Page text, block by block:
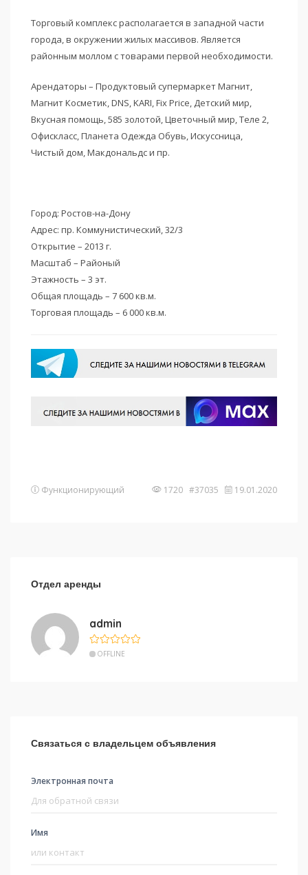
Торговый комплекс располагается в западной части
города, в окружении жилых массивов. Является
районным моллом с товарами первой необходимости.
Арендаторы – Продуктовый супермаркет Магнит,
Магнит Косметик, DNS, KARI, Fix Price, Детский мир,
Вкусная помощь, 585 золотой, Цветочный мир, Теле 2,
Офискласс, Планета Одежда Обувь, Искуссница,
Чистый дом, Макдональдс и пр.
Город: Ростов-на-Дону
Адрес: пр. Коммунистический, 32/3
Открытие – 2013 г.
Масштаб – Районый
Этажность – 3 эт.
Общая площадь – 7 600 кв.м.
Торговая площадь – 6 000 кв.м.
Функционирующий 1720 #37035 19.01.2020
Отдел аренды
admin
OFFLINE
Связаться с владельцем объявления
Электронная почта
Имя